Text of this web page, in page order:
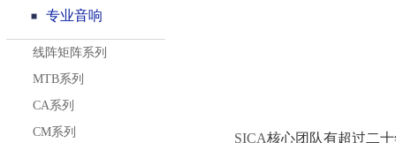
SICA核心团队有超过二
专业音响
线阵矩阵系列
MTB系列
CA系列
CM系列